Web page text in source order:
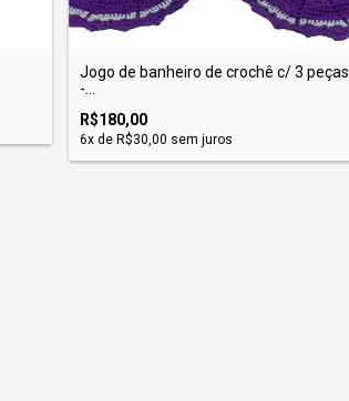
Jogo de banheiro de crochê c/ 3 peças
-...
R$180,00
6x de R$30,00 sem juros